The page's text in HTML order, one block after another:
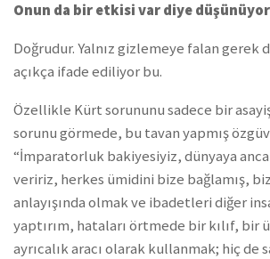
Onun da bir etkisi var diye
Doğrudur. Yalnız gizlemeye falan gerek
açıkça ifade ediliyor bu.
Özellikle Kürt sorununu sadece bir
sorunu görmede, bu tavan yapmış
“İmparatorluk bakiyesiyiz, dünyaya
veririz, herkes ümidini bize bağlamış,
anlayışında olmak ve ibadetleri diğer
yaptırım, hataları örtmede bir kılıf, bir
ayrıcalık aracı olarak kullanmak; hiç de